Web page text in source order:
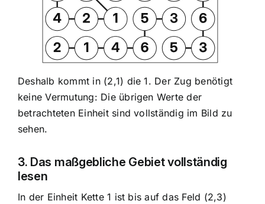
Deshalb kommt in (2,1) die 1. Der Zug benötigt
keine Vermutung: Die übrigen Werte der
betrachteten Einheit sind vollständig im Bild zu
sehen.
3. Das maßgebliche Gebiet vollständig
lesen
In der Einheit Kette 1 ist bis auf das Feld (2,3)